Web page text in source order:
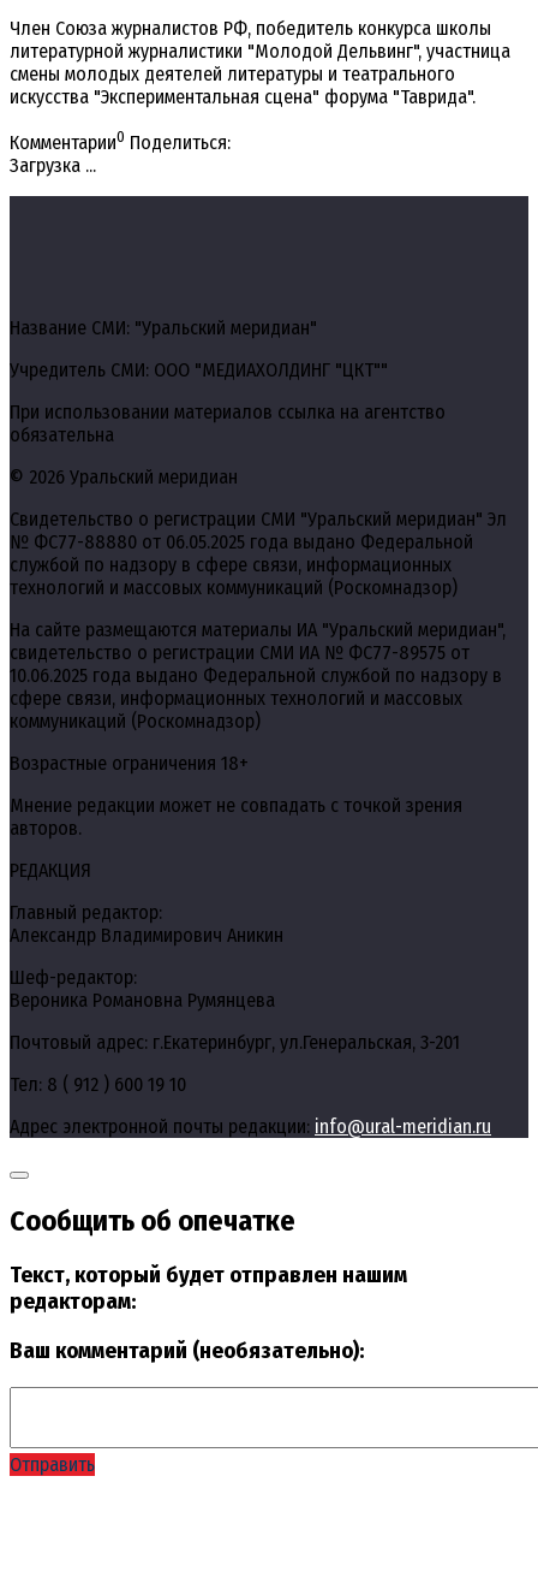
Член Союза журналистов РФ, победитель конкурса школы
литературной журналистики "Молодой Дельвинг", участница
смены молодых деятелей литературы и театрального
искусства "Экспериментальная сцена" форума "Таврида".
Комментарии0 Поделиться:
Загрузка ...
Название СМИ: "Уральский меридиан"
Учредитель СМИ: ООО "МЕДИАХОЛДИНГ "ЦКТ""
При использовании материалов ссылка на агентство
обязательна
© 2026 Уральский меридиан
Свидетельство о регистрации СМИ "Уральский меридиан" Эл
№ ФС77-88880 от 06.05.2025 года выдано Федеральной
службой по надзору в сфере связи, информационных
технологий и массовых коммуникаций (Роскомнадзор)
На сайте размещаются материалы ИА "Уральский меридиан",
свидетельство о регистрации СМИ ИА № ФС77-89575 от
10.06.2025 года выдано Федеральной службой по надзору в
сфере связи, информационных технологий и массовых
коммуникаций (Роскомнадзор)
Возрастные ограничения 18+
Мнение редакции может не совпадать с точкой зрения
авторов.
РЕДАКЦИЯ
Главный редактор:
Александр Владимирович Аникин
Шеф-редактор:
Вероника Романовна Румянцева
Почтовый адрес: г.Екатеринбург, ул.Генеральская, 3-201
Тел: 8 ( 912 ) 600 19 10
Адрес электронной почты редакции: info@ural-meridian.ru
Сообщить об опечатке
Текст, который будет отправлен нашим
редакторам:
Ваш комментарий (необязательно):
Отправить